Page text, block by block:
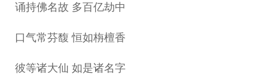
诵持佛名故 多百亿劫中
口气常芬馥 恒如栴檀香
彼等诸大仙 如是诸名字